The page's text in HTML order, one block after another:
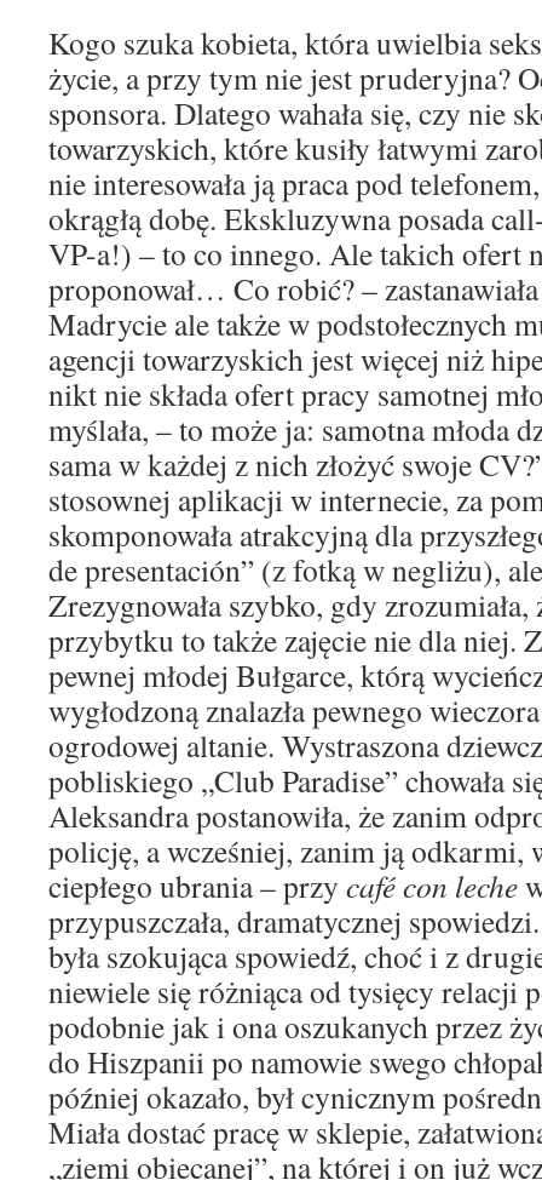
Kogo szuka kobieta, która uwielbia
życie, a przy tym nie jest pruderyjna?
sponsora. Dlatego wahała się, czy nie
towarzyskich, które kusiły łatwymi
nie interesowała ją praca pod
okrągłą dobę. Ekskluzywna posada
VP-a!) – to co innego. Ale takich ofert
proponował… Co robić? –
Madrycie ale także w podstołecznych
agencji towarzyskich jest więcej niż
nikt nie składa ofert pracy samotnej
myślała, – to może ja: samotna młoda
sama w każdej z nich złożyć swoje
stosownej aplikacji w internecie, za
skomponowała atrakcyjną dla
de presentación” (z fotką w negliżu),
Zrezygnowała szybko, gdy
przybytku to także zajęcie nie dla niej.
pewnej młodej Bułgarce, którą
wygłodzoną znalazła pewnego
ogrodowej altanie. Wystraszona
pobliskiego „Club Paradise” chowała
Aleksandra postanowiła, że zanim
policję, a wcześniej, zanim ją odkarmi,
ciepłego ubrania – przy café con leche
przypuszczała, dramatycznej
była szokująca spowiedź, choć i z
niewiele się różniąca od tysięcy relacji
podobnie jak i ona oszukanych przez
do Hiszpanii po namowie swego
później okazało, był cynicznym
Miała dostać pracę w sklepie,
„ziemi obiecanej”, na której i on już